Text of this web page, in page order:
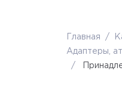
Главная /
Адаптеры,
/